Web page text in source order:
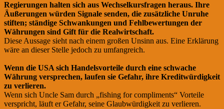
Regierungen halten sich aus Wechselkursfragen heraus. Ihre
Äußerungen würden Signale senden, die zusätzliche Unruhe
stiften; ständige Schwankungen und Fehlbewertungen der
Währungen sind Gift für die Realwirtschaft.
Diese Aussage sieht nach einem großen Unsinn aus. Eine Erklärung
wäre an dieser Stelle jedoch zu umfangreich.
Wenn die USA sich Handelsvorteile durch eine schwache
Währung versprechen, laufen sie Gefahr, ihre Kreditwürdigkeit
zu verlieren.
Wenn sich Uncle Sam durch „fishing for compliments“ Vorteile
verspricht, läuft er Gefahr, seine Glaubwürdigkeit zu verlieren.